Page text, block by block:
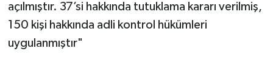
açılmıştır. 37’si hakkında tutuklama kararı verilmiş,
150 kişi hakkında adli kontrol hükümleri
uygulanmıştır"